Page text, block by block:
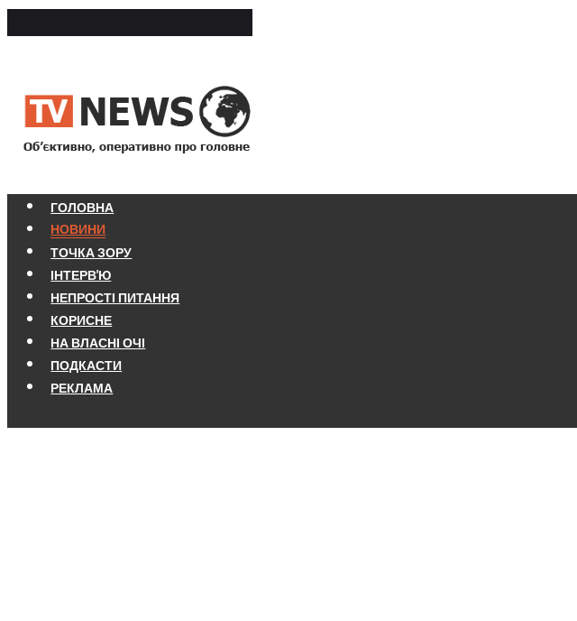
ГОЛОВНА
НОВИНИ
ТОЧКА ЗОРУ
ІНТЕРВ'Ю
НЕПРОСТІ ПИТАННЯ
КОРИСНЕ
НА ВЛАСНІ ОЧІ
ПОДКАСТИ
РЕКЛАМА